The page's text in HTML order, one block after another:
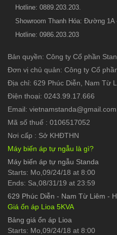
Hotline: 0889.203.203.
Showroom Thanh Hóa: Đường
Hotline: 0986.203.203
Bản quyền: Công ty Cổ phần
Đơn vị chủ quản: Công ty Cổ
Địa chỉ: 629 Phúc Diễn, Nam Từ
Điện thoại: 0243.99.17.666
Email: vietnamstanda@gmail.com
Mã số thuế : 0106517052
Nơi cấp : Sở KHĐTHN
Máy biến áp tự ngẫu là gì?
Máy biến áp tự ngẫu Standa
Starts: Mo,09/24/18 at 8:00
Ends: Sa,08/31/19 at 23:59
629 Phúc Diễn - Nam Từ Liêm -
Giá ổn áp Lioa 5KVA
Bảng giá ổn áp Lioa
Starts: Mo,09/24/18 at 8:00